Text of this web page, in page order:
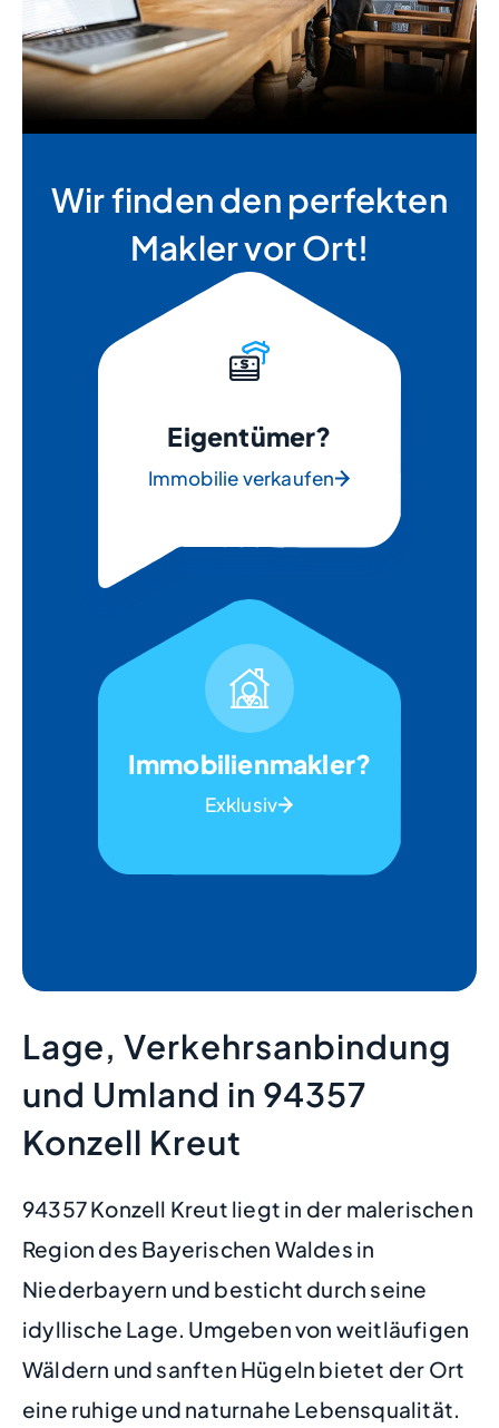
Wir finden den perfekten
Makler vor Ort!
Eigentümer?
Immobilie verkaufen
Immobilienmakler?
Exklusiv
Lage, Verkehrsanbindung
und Umland in 94357
Konzell Kreut
94357 Konzell Kreut liegt in der malerischen
Region des Bayerischen Waldes in
Niederbayern und besticht durch seine
idyllische Lage. Umgeben von weitläufigen
Wäldern und sanften Hügeln bietet der Ort
eine ruhige und naturnahe Lebensqualität.